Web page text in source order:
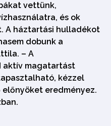
vettünk,
és ok
A háztartási hulladékot
dobunk a
– A
aktív magatartást
kézzel
eredményez.